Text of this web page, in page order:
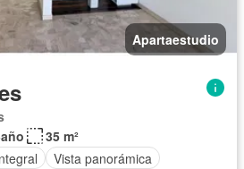
Apartaestudio
35 m²
Vista panorámica